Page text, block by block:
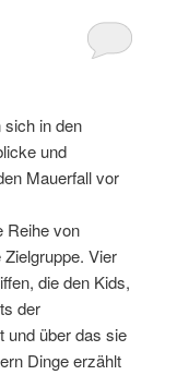
sich in den
und
Mauerfall vor
Reihe von
Vier
die den Kids,
der
und über das sie
Dinge erzählt